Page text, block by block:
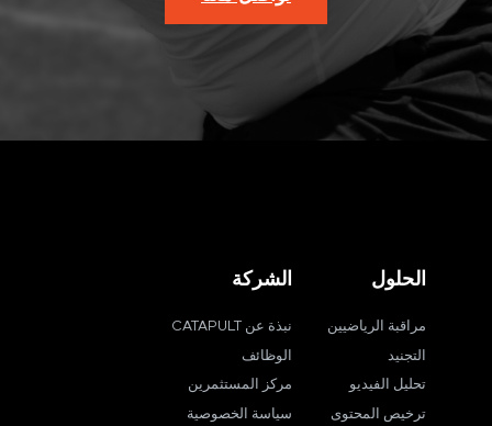
الحلول
مراقبة الرياضيين
التجنيد
تحليل الفيديو
ترخيص المحتوى
الشركة
نبذة عن CATAPULT
الوظائف
مركز المستثمرين
سياسة الخصوصية